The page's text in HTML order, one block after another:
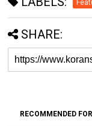
SHARE:
RECOMMENDED